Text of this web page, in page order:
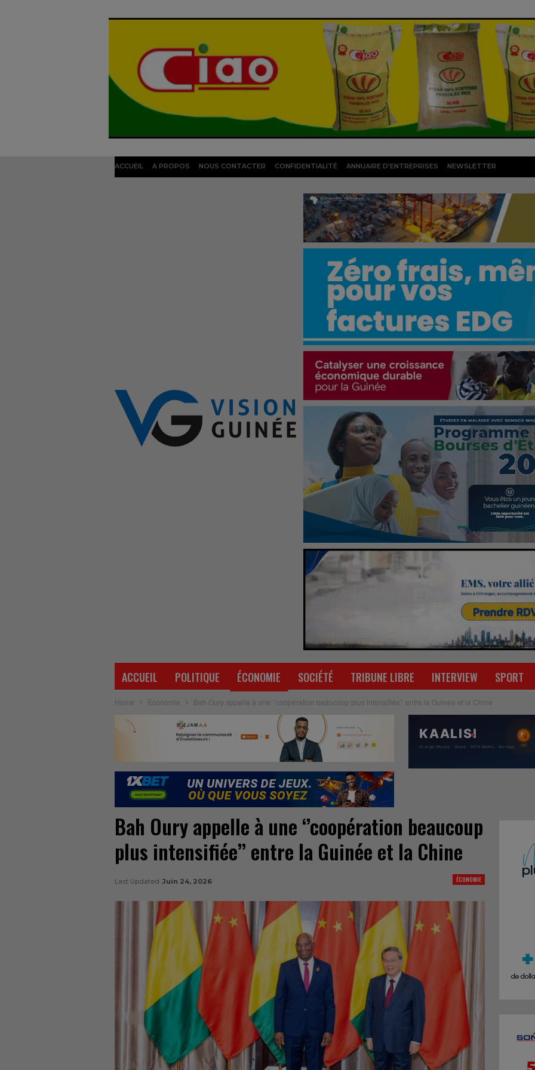
ACCUEIL A PROPOS NOUS CONTACTER CONFIDENTIALITÉ ANNUAIRE D’ENTREPRISES NEWSLETTER
ACCUEIL POLITIQUE ÉCONOMIE SOCIÉTÉ TRIBUNE LIBRE INTERVIEW SPORT
Home Économie Bah Oury appelle à une ‘’coopération beaucoup plus intensifiée’’ entre la Guinée et la Chine
Bah Oury appelle à une ‘’coopération beaucoup
plus intensifiée’’ entre la Guinée et la Chine
ÉCONOMIE
Last Updated Juin 24, 2026